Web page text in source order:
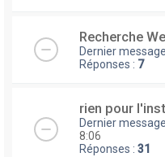
Recherche
Dernier
Réponses : 7
rien pour
Dernier
8:06
Réponses : 31